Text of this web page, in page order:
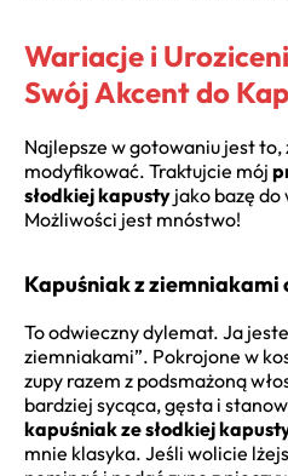
Wariacje i
Swój Akcent do
Najlepsze w gotowaniu jest to,
modyfikować. Traktujcie mój
słodkiej kapusty jako bazę
Możliwości jest mnóstwo!
Kapuśniak z ziemniakami
To odwieczny dylemat. Ja
ziemniakami”. Pokrojone w
zupy razem z podsmażoną
bardziej sycąca, gęsta i
kapuśniak ze słodkiej
mnie klasyka. Jeśli wolicie